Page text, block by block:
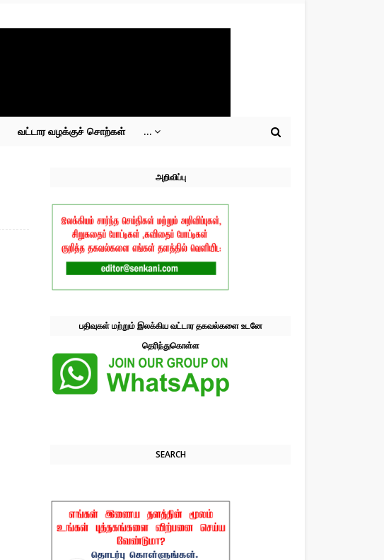
வட்டார வழக்குச் சொற்கள் ...
அறிவிப்பு
பதிவுகள் மற்றும் இலக்கிய வட்டார தகவல்களை உடனே
தெரிந்துகொள்ள
SEARCH